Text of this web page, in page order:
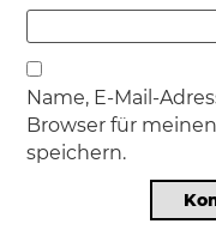
Name, E-Mail-
Browser für
speichern.